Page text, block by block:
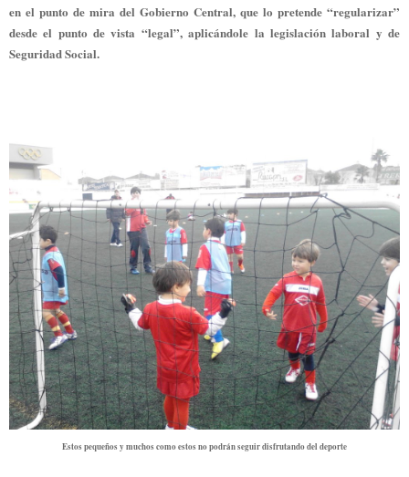
en el punto de mira del Gobierno Central, que lo pretende “regularizar”
desde el punto de vista “legal”, aplicándole la legislación laboral y de
Seguridad Social.
Estos pequeños y muchos como estos no podrán seguir disfrutando del deporte